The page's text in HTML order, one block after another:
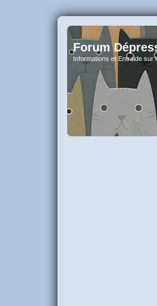
Forum
Informations et Entraide sur